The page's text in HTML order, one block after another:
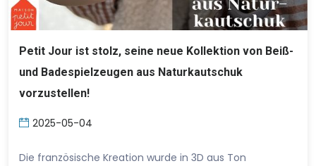
Petit Jour ist stolz, seine neue Kollektion von Beiß-
und Badespielzeugen aus Naturkautschuk
vorzustellen!
2025-05-04
Die französische Kreation wurde in 3D aus Ton